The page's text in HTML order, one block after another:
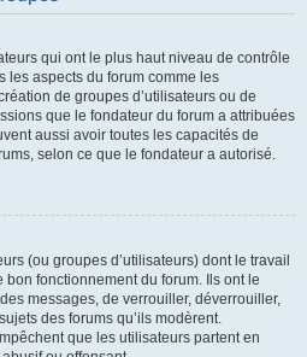
qui ont le plus haut niveau de contrôle
les aspects du forum comme les
de groupes d’utilisateurs ou de
que le fondateur du forum a attribuées
aussi avoir toutes les capacités de
selon ce que le fondateur a autorisé.
(ou groupes d’utilisateurs) dont le travail
fonctionnement du forum. Ils ont le
messages, de verrouiller, déverrouiller,
des forums qu’ils modèrent.
que les utilisateurs partent en